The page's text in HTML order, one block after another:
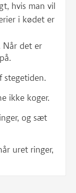
hvis man vil
i kødet er
Når det er
stegetiden.
ikke koger.
og sæt
uret ringer,